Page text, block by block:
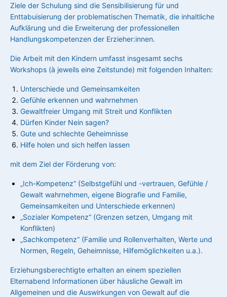
Ziele der Schulung sind die Sensibilisierung für und
Enttabuisierung der problematischen Thematik, die inhaltliche
Aufklärung und die Erweiterung der professionellen
Handlungskompetenzen der Erzieher:innen.
Die Arbeit mit den Kindern umfasst insgesamt sechs
Workshops (à jeweils eine Zeitstunde) mit folgenden Inhalten:
Unterschiede und Gemeinsamkeiten
Gefühle erkennen und wahrnehmen
Gewaltfreier Umgang mit Streit und Konflikten
Dürfen Kinder Nein sagen?
Gute und schlechte Geheimnisse
Hilfe holen und sich helfen lassen
mit dem Ziel der Förderung von:
„Ich-Kompetenz“ (Selbstgefühl und -vertrauen, Gefühle /
Gewalt wahrnehmen, eigene Biografie und Familie,
Gemeinsamkeiten und Unterschiede erkennen)
„Sozialer Kompetenz“ (Grenzen setzen, Umgang mit
Konflikten)
„Sachkompetenz“ (Familie und Rollenverhalten, Werte und
Normen, Regeln, Geheimnisse, Hilfemöglichkeiten u.a.).
Erziehungsberechtigte erhalten an einem speziellen
Elternabend Informationen über häusliche Gewalt im
Allgemeinen und die Auswirkungen von Gewalt auf die